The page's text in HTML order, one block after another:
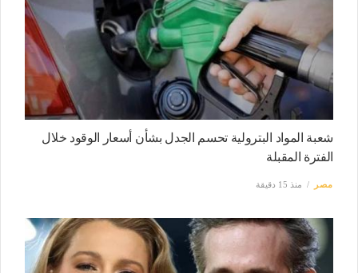
شعبة المواد البترولية تحسم الجدل بشأن أسعار الوقود خلال
الفترة المقبلة
مصر منذ 15 دقيقة